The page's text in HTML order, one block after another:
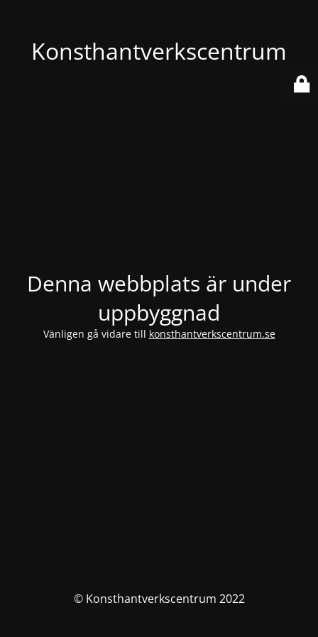
Konsthantverkscentrum
Denna webbplats är under
uppbyggnad
Vänligen gå vidare till konsthantverkscentrum.se
© Konsthantverkscentrum 2022